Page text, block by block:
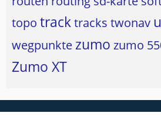
topo tracktracks twonav
wegpunkte zumo zumo
Zumo XT